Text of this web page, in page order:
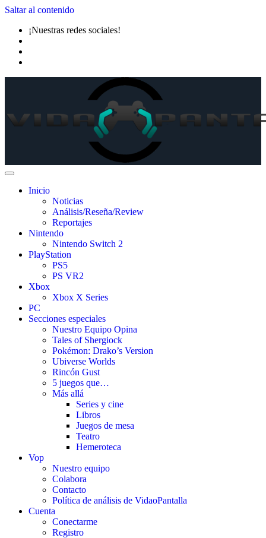
Saltar al contenido
¡Nuestras redes sociales!
Inicio
Noticias
Análisis/Reseña/Review
Reportajes
Nintendo
Nintendo Switch 2
PlayStation
PS5
PS VR2
Xbox
Xbox X Series
PC
Secciones especiales
Nuestro Equipo Opina
Tales of Shergiock
Pokémon: Drako’s Version
Ubiverse Worlds
Rincón Gust
5 juegos que…
Más allá
Series y cine
Libros
Juegos de mesa
Teatro
Hemeroteca
Vop
Nuestro equipo
Colabora
Contacto
Política de análisis de VidaoPantalla
Cuenta
Conectarme
Registro